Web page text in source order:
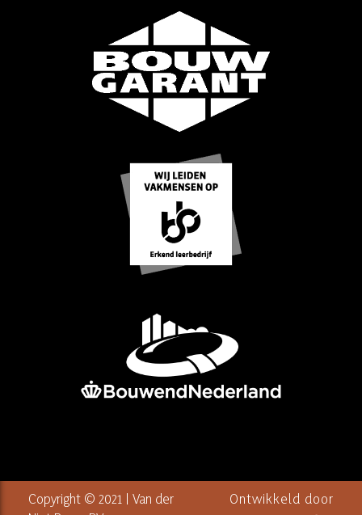
Copyright © 2021 | Van der
Ontwikkeld door